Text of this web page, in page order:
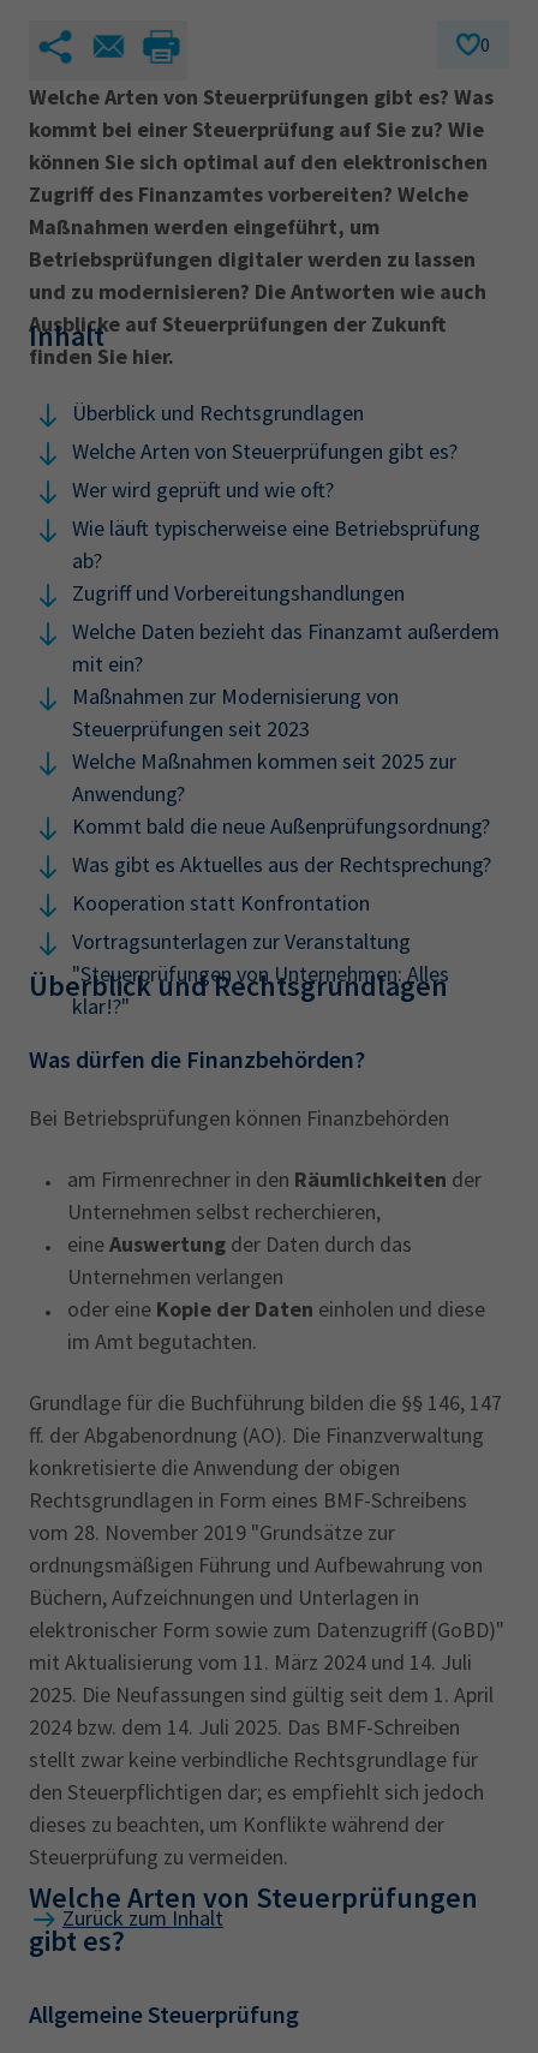
0
Welche Arten von Steuerprüfungen gibt es? Was
kommt bei einer Steuerprüfung auf Sie zu? Wie
können Sie sich optimal auf den elektronischen
Zugriff des Finanzamtes vorbereiten? Welche
Maßnahmen werden eingeführt, um
Betriebsprüfungen digitaler werden zu lassen
und zu modernisieren? Die Antworten wie auch
Ausblicke auf Steuerprüfungen der Zukunft
finden Sie hier.
Inhalt
Überblick und Rechtsgrundlagen
Welche Arten von Steuerprüfungen gibt es?
Wer wird geprüft und wie oft?
Wie läuft typischerweise eine Betriebsprüfung
ab?
Zugriff und Vorbereitungshandlungen
Welche Daten bezieht das Finanzamt außerdem
mit ein?
Maßnahmen zur Modernisierung von
Steuerprüfungen seit 2023
Welche Maßnahmen kommen seit 2025 zur
Anwendung?
Kommt bald die neue Außenprüfungsordnung?
Was gibt es Aktuelles aus der Rechtsprechung?
Kooperation statt Konfrontation
Vortragsunterlagen zur Veranstaltung
"Steuerprüfungen von Unternehmen: Alles
klar!?"
Überblick und Rechtsgrundlagen
Was dürfen die Finanzbehörden?
Bei Betriebsprüfungen können Finanzbehörden
am Firmenrechner in den Räumlichkeiten der
Unternehmen selbst recherchieren,
eineAuswertung der Daten durch das
Unternehmen verlangen
oder eine Kopie der Daten einholen und diese
im Amt begutachten.
Grundlage für die Buchführung bilden die §§ 146, 147
ff. der Abgabenordnung (AO). Die Finanzverwaltung
konkretisierte die Anwendung der obigen
Rechtsgrundlagen in Form eines BMF-Schreibens
vom 28. November 2019 "Grundsätze zur
ordnungsmäßigen Führung und Aufbewahrung von
Büchern, ‎Aufzeichnungen und Unterlagen in
elektronischer Form sowie zum Datenzugriff (GoBD)"
mit Aktualisierung vom 11. März 2024 und 14. Juli
2025. Die Neufassungen sind gültig seit dem 1. April
2024 bzw. dem 14. Juli 2025. Das BMF-Schreiben
stellt zwar keine verbindliche Rechtsgrundlage für
den Steuerpflichtigen dar; es empfiehlt sich jedoch
dieses zu beachten, um Konflikte während der
Steuerprüfung zu vermeiden.
Zurück zum Inhalt
Welche Arten von Steuerprüfungen
gibt es?
Allgemeine Steuerprüfung